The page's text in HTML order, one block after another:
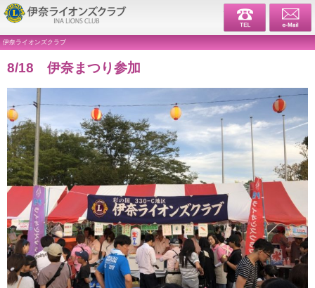
伊奈ライ
伊奈ライオンズクラブ
8/18 伊奈まつり参加